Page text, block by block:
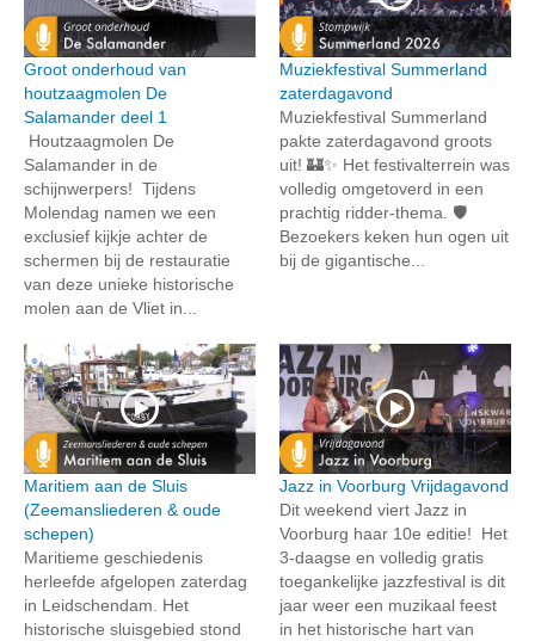
Groot onderhoud van
houtzaagmolen De
Salamander deel 1
Houtzaagmolen De
Salamander in de
schijnwerpers! Tijdens
Molendag namen we een
exclusief kijkje achter de
schermen bij de restauratie
van deze unieke historische
molen aan de Vliet in...
Muziekfestival Summerland
zaterdagavond
Muziekfestival Summerland
pakte zaterdagavond groots
uit! 🏰✨ Het festivalterrein was
volledig omgetoverd in een
prachtig ridder-thema. 🛡️
Bezoekers keken hun ogen uit
bij de gigantische...
Maritiem aan de Sluis
(Zeemansliederen & oude
schepen)
Maritieme geschiedenis
herleefde afgelopen zaterdag
in Leidschendam. Het
historische sluisgebied stond
Jazz in Voorburg Vrijdagavond
Dit weekend viert Jazz in
Voorburg haar 10e editie! Het
3-daagse en volledig gratis
toegankelijke jazzfestival is dit
jaar weer een muzikaal feest
in het historische hart van